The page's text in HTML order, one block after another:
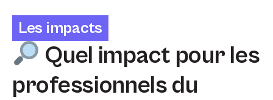
Les impacts
Quel impact pour les
professionnels du